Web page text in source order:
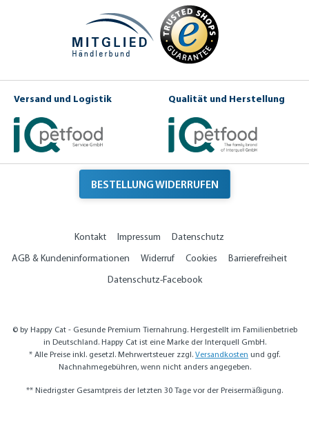
Versand und Logistik Qualität und Herstellung
BESTELLUNG WIDERRUFEN
Kontakt Impressum
Datenschutz
AGB & Kundeninformationen
Widerruf Cookies
Barrierefreiheit
Datenschutz-Facebook
© by Happy Cat - Gesunde Premium Tiernahrung. Hergestellt im Familienbetrieb
in Deutschland. Happy Cat ist eine Marke der Interquell GmbH.
* Alle Preise inkl. gesetzl. Mehrwertsteuer zzgl. Versandkosten und ggf.
Nachnahmegebühren, wenn nicht anders angegeben.
** Niedrigster Gesamtpreis der letzten 30 Tage vor der Preisermäßigung.